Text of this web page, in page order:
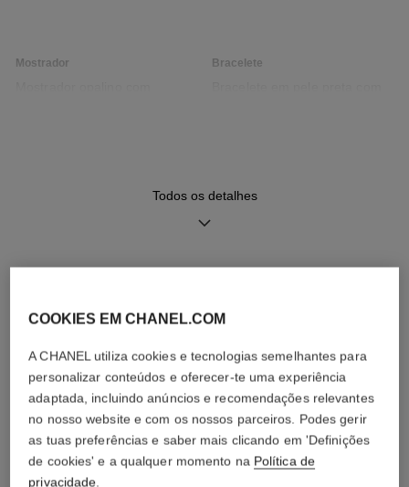
Mostrador Bracelete
elevada precisão
30 m
Instruções de cuidados Manuais de utilizador
Todos os detalhes
COOKIES EM CHANEL.COM
A CHANEL utiliza cookies e tecnologias semelhantes para
personalizar conteúdos e oferecer-te uma experiência
adaptada, incluindo anúncios e recomendações relevantes
no nosso website e com os nossos parceiros. Podes gerir
as tuas preferências e saber mais clicando em 'Definições
de cookies' e a qualquer momento na Política de
privacidade.